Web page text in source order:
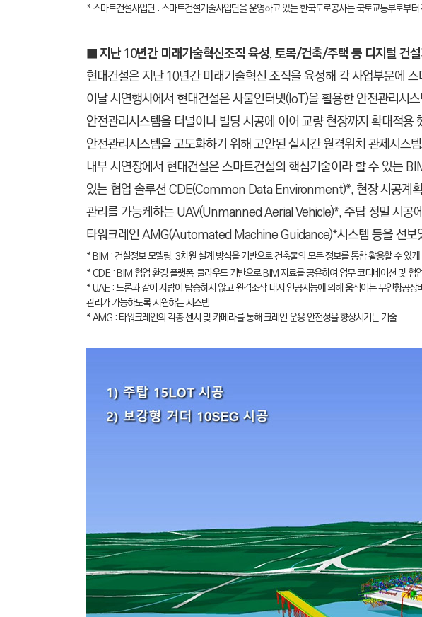
* 스마트건설사업단 : 스마트건설기술사업단을 운영하고 있는 한국도로공사는 국토교통부로부
■ 지난 10년간 미래기술혁신조직 육성, 토목/건축/주택 등 디지털 건
현대건설은 지난 10년간 미래기술혁신 조직을 육성해 각 사업부문에
이날 시연행사에서 현대건설은 사물인터넷(IoT)을 활용한 안전관리시
안전관리시스템을 터널이나 빌딩 시공에 이어 교량 현장까지 확대적용
안전관리시스템을 고도화하기 위해 고안된 실시간 원격위치 관제시
내부 시연장에서 현대건설은 스마트건설의 핵심기술이라 할 수 있
있는 협업 솔루션 CDE(Common Data Environment)*, 현장 시공계
관리를 가능케하는 UAV(Unmanned Aerial Vehicle)*, 주탑 정밀 시공
타워크레인 AMG(Automated Machine Guidance)*시스템 등을 선보
* BIM :건설정보 모델링. 3차원 설계 방식을 기반으로 건축물의 모든 정보를 통합 활용할 수 있
* CDE : BIM 협업 환경 플랫폼, 클라우드 기반으로 BIM 자료를 공유하여 업무 코디네이션 및 협
* UAE : 드론과 같이 사람이 탑승하지 않고 원격조작 내지 인공지능에 의해 움직이는 무인항공
관리가 가능하도록 지원하는 시스템
* AMG : 타워크레인의 각종 센서 및 카메라를 통해 크레인 운용 안전성을 향상시키는 기술